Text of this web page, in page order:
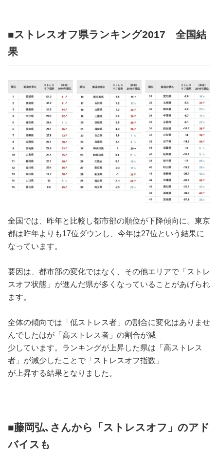
■ストレスオフ県ランキング2017 全国結
果
全国では、昨年と比較し都市部の順位が下降傾向に。東京
都は昨年よりも17位ダウンし、今年は27位という結果に
なっています。
要因は、都市部の変化ではなく、その他エリアで「ストレ
スオフ状態」が進んだ県が多くなっていることがあげられ
ます。
全体の傾向では「低ストレス者」の割合に変化はありませ
んでしたはが「高ストレス者」の割合が減
少しています。ランキングが上昇した県は「高ストレス
者」が減少したことで「ストレスオフ指数」
が上昇する結果となりました。
■藤岡弘､さんから「ストレスオフ」のアド
バイスも